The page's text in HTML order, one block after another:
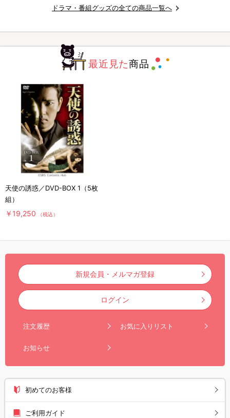
ドラマ・番組グッズの全ての商品一覧へ
最近見た商品
天使の誘惑／DVD-BOX 1（5枚
組）
￥19,250 （税込）
新規会員・メルマガ登録
ログイン
注文履歴 お気に入りリスト
お知らせ
初めてのお客様
ご利用ガイド